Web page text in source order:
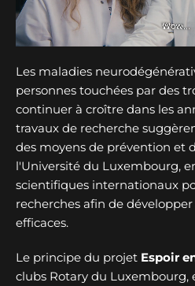
Les maladies
personnes touchées par des
continuer à croître dans les
travaux de recherche
des moyens de prévention et
l'Université du Luxembourg,
scientifiques internationaux
recherches afin de
efficaces.
Le principe du projet Espoir
clubs Rotary du Luxembourg,